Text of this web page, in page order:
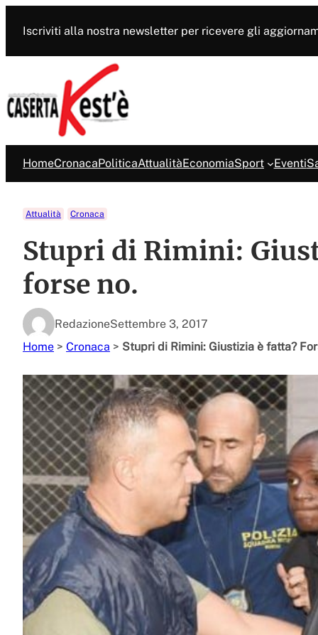
contenuto
Iscriviti alla nostra newsletter per ricevere gli
HomeCronacaPoliticaAttualitàEconomiaSport Eventi
Attualità Cronaca
Stupri di Rimini:
forse no.
RedazioneSettembre 3, 2017
Home > Cronaca > Stupri di Rimini: Giustizia è fatta?